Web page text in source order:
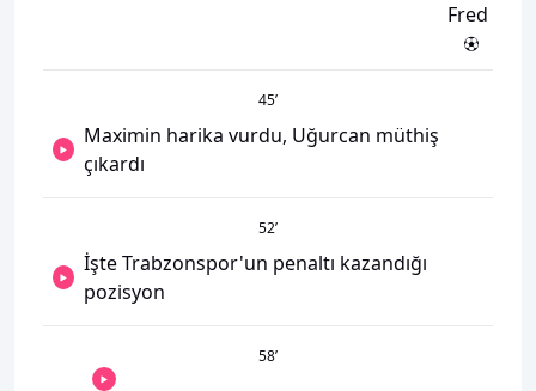
Fred
45’
Maximin harika vurdu, Uğurcan müthiş
çıkardı
52’
İşte Trabzonspor'un penaltı kazandığı
pozisyon
58’